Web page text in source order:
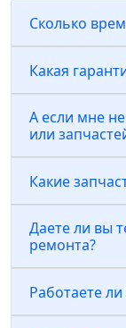
Сколько
Какая
А если мне
или
Какие
Даете ли вы
ремонта?
Работаете